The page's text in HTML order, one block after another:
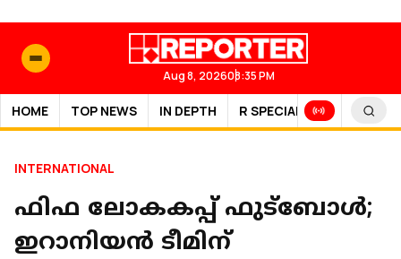
Aug 8, 202608:35 PM
HOME TOP NEWS IN DEPTH R SPECIAL SPORTS
INTERNATIONAL
ഫിഫ ലോകകപ്പ് ഫുട്ബോൾ;
ഇറാനിയൻ ടീമിന്